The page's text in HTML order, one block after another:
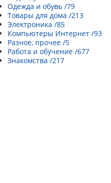
Одежда и обувь /79
Товары для дома /213
Электроника /85
Компьютеры Интернет /93
Разное, прочее /5
Работа и обучение /677
Знакомства /217